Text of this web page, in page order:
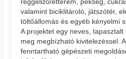
reggeliző/étterem, pékség,
valamint biciklitároló, játszótér,
töltőállomás és egyéb kényelmi
A projektet egy neves,
meg megbízható kivitelezéssel.
fenntartható gépészeti